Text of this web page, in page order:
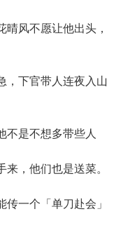
风不愿让他出头，
下官带人连夜入山
是不想多带些人
，他们也是送菜。
一个「单刀赴会」